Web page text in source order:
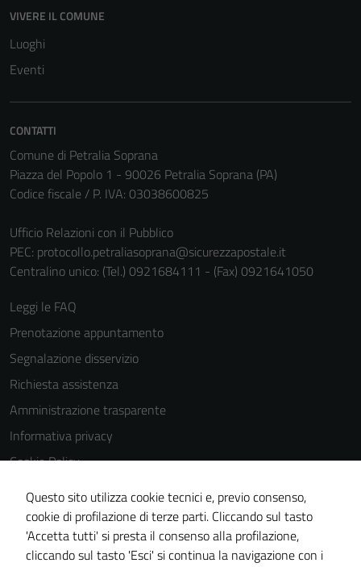
VIVERE IL COMUNE
Luoghi
Eventi
CONTATTI
Comune di Petralia Soprana
Piazza del Popolo 1 - 90026 Petralia Soprana (PA)
Codice fiscale / P. IVA: 03038600825
Ufficio Relazioni con il Pubblico
PEC: protocollo.petraliasoprana@sicurezzapostale.it
Centralino unico: (Tel.) 0921684111 - (Fax) 0921641050
Leggi le FAQ
Prenotazione appuntamento
Segnalazione disservizio
Richiesta assistenza
Amministrazione trasparente
Informativa privacy
Cookie Policy
Note legali
Dichiarazione di accessibilità
Obiettivi di accessiblità
Questo sito utilizza cookie tecnici e, previo consenso,
cookie di profilazione di terze parti. Cliccando sul tasto
'Accetta tutti' si presta il consenso alla profilazione,
cliccando sul tasto 'Esci' si continua la navigazione con i